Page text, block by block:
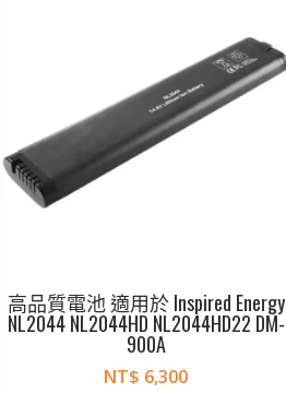
高品質電池 適用於 Inspired Energy
NL2044 NL2044HD NL2044HD22 DM-
900A
NT$ 6,300